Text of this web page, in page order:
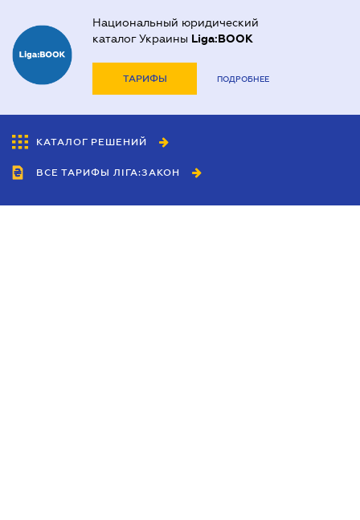
Национальный юридический
каталог Украины Liga:BOOK
ТАРИФЫ ПОДРОБНЕЕ
КАТАЛОГ РЕШЕНИЙ
ВСЕ ТАРИФЫ ЛІГА:ЗАКОН